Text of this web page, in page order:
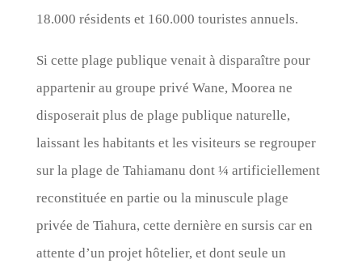
18.000 résidents et 160.000 touristes annuels.
Si cette plage publique venait à disparaître pour
appartenir au groupe privé Wane, Moorea ne
disposerait plus de plage publique naturelle,
laissant les habitants et les visiteurs se regrouper
sur la plage de Tahiamanu dont ¼ artificiellement
reconstituée en partie ou la minuscule plage
privée de Tiahura, cette dernière en sursis car en
attente d’un projet hôtelier, et dont seule un